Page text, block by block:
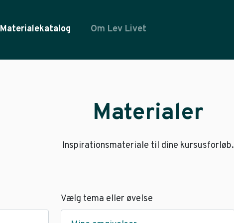
Materialekatalog Om Lev Livet
Materialer
Inspirationsmateriale til dine kursusforløb.
Vælg tema eller øvelse